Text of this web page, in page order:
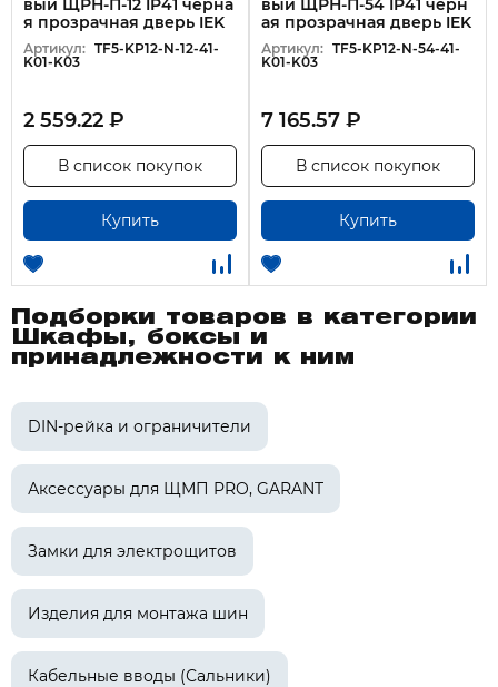
вый ЩРН-П-12 IP41 черна
я прозрачная дверь IEK
Артикул: TF5-KP12-N-12-41-
K01-K03
2 559.22 ₽
Купить
В список покупок
вый ЩРН-П-54 IP41 черн
ая прозрачная дверь IEK
Артикул: TF5-KP12-N-54-41-
K01-K03
7 165.57 ₽
Купить
В список покупок
Подборки товаров в категории
Шкафы, боксы и
принадлежности к ним
DIN-рейка и ограничители
Аксессуары для ЩМП PRO, GARANT
Замки для электрощитов
Изделия для монтажа шин
Кабельные вводы (Сальники)